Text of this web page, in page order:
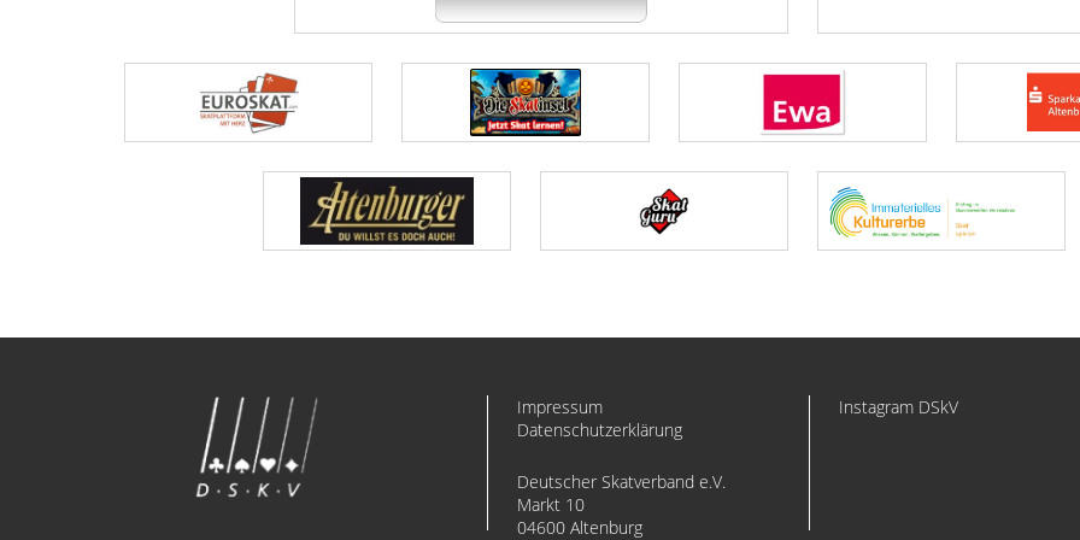
Impressum
Datenschutzerklärung
Deutscher Skatverband e.V.
Markt 10
04600 Altenburg
Instagram DSkV